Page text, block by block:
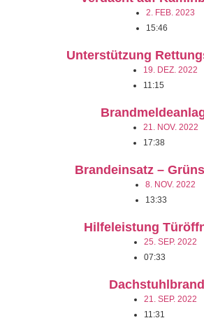
2. FEB. 2023
15:46
Unterstützung
19. DEZ. 2022
11:15
21. NOV. 2022
17:38
Brandeinsatz –
8. NOV. 2022
13:33
Hilfeleistung
25. SEP. 2022
07:33
Dachstuhlbrand
21. SEP. 2022
11:31